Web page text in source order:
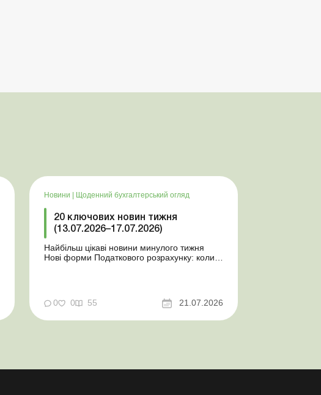
Новини Щоденний бухгалтерський огляд
20 ключових новин тижня
(13.07.2026–17.07.2026)
Найбільш цікаві новини минулого тижня
Нові форми Податкового розрахунку: коли
Координаційний центр з організації
0 0 55 21.07.2026